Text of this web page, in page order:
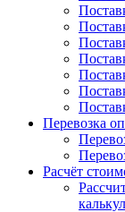
Перевозка
Расчёт